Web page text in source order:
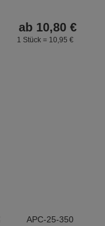
ab 10,80 €
1 Stück = 10,95 €